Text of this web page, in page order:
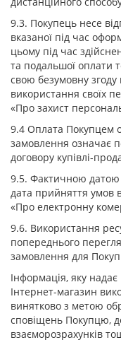
9.3. Покупець несе
вказаної під час
цьому під час
та подальшої оплати
свою безумовну згоду
використання своїх
«Про захист
9.4 Оплата Покупцем
замовлення означає
договору купівлі-
9.5. Фактичною датою
дата прийняття умов
«Про електронну
9.6. Використання
попереднього
замовлення для
Інформація, яку
Інтернет-магазин
винятково з метою
сповіщень Покупцю,
взаєморозрахунків